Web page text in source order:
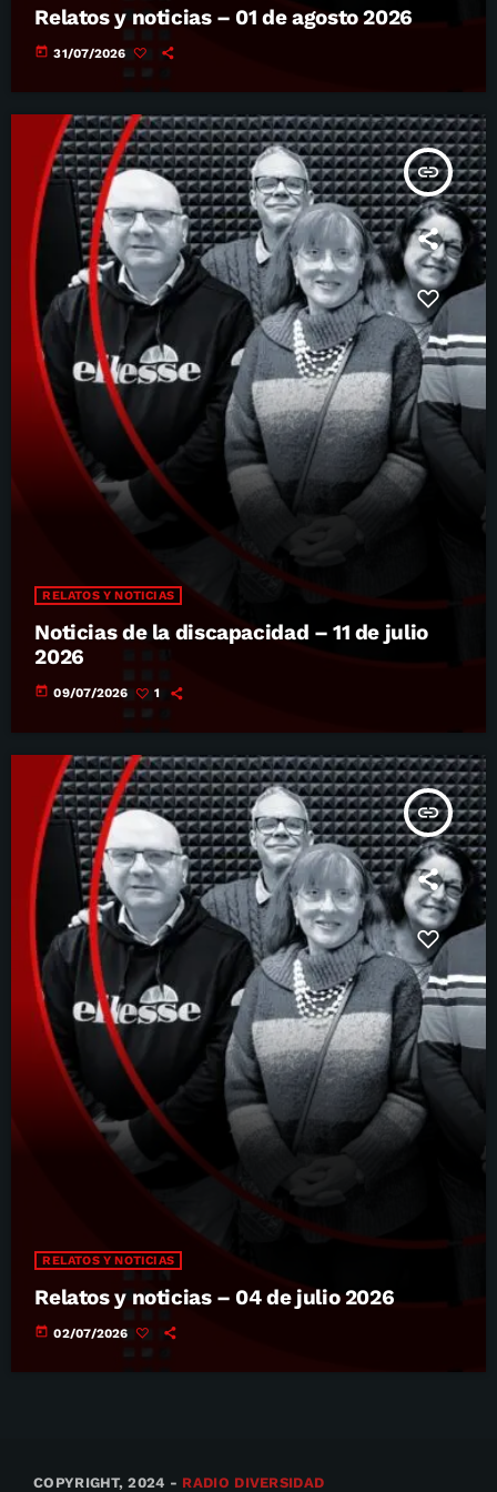
Relatos y noticias – 01 de agosto 2026
today 31/07/2026
insert_link
RELATOS Y NOTICIAS
Noticias de la discapacidad – 11 de julio
2026
today 09/07/2026 1
insert_link
RELATOS Y NOTICIAS
Relatos y noticias – 04 de julio 2026
today 02/07/2026
COPYRIGHT, 2024 - RADIO DIVERSIDAD